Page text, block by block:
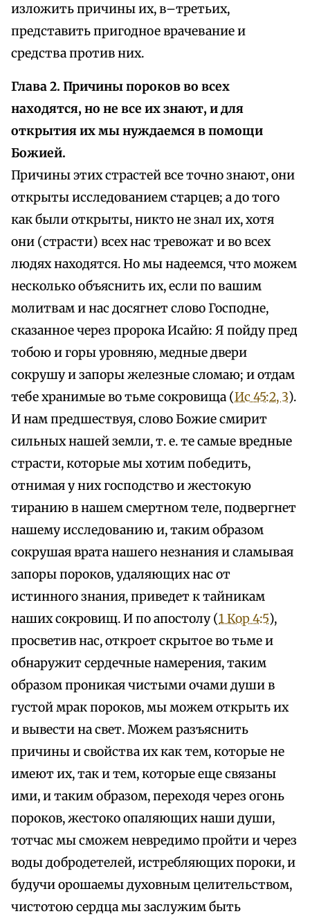
изложить причины их, в–третьих,
представить пригодное врачевание и
средства против них.
Глава 2. Причины пороков во всех
находятся, но не все их знают, и для
открытия их мы нуждаемся в помощи
Божией.
Причины этих страстей все точно знают, они
открыты исследованием старцев; а до того
как были открыты, никто не знал их, хотя
они (страсти) всех нас тревожат и во всех
людях находятся. Но мы надеемся, что можем
несколько объяснить их, если по вашим
молитвам и нас досягнет слово Господне,
сказанное через пророка Исайю: Я пойду пред
тобою и горы уровняю, медные двери
сокрушу и запоры железные сломаю; и отдам
тебе хранимые во тьме сокровища (Ис 45:2, 3).
И нам предшествуя, слово Божие смирит
сильных нашей земли, т. е. те самые вредные
страсти, которые мы хотим победить,
отнимая у них господство и жестокую
тиранию в нашем смертном теле, подвергнет
нашему исследованию и, таким образом
сокрушая врата нашего незнания и сламывая
запоры пороков, удаляющих нас от
истинного знания, приведет к тайникам
наших сокровищ. И по апостолу (1 Кор 4:5),
просветив нас, откроет скрытое во тьме и
обнаружит сердечные намерения, таким
образом проникая чистыми очами души в
густой мрак пороков, мы можем открыть их
и вывести на свет. Можем разъяснить
причины и свойства их как тем, которые не
имеют их, так и тем, которые еще связаны
ими, и таким образом, переходя через огонь
пороков, жестоко опаляющих наши души,
тотчас мы сможем невредимо пройти и через
воды добродетелей, истребляющих пороки, и
будучи орошаемы духовным целительством,
чистотою сердца мы заслужим быть